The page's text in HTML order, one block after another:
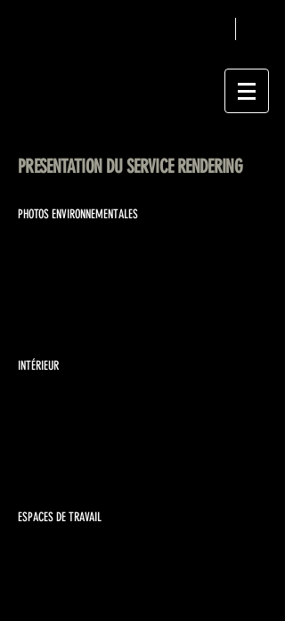
PRESENTATION DU SERVICE RENDERING
PHOTOS ENVIRONNEMENTALES
ESPACES DE TRAVAIL
INTÉRIEUR